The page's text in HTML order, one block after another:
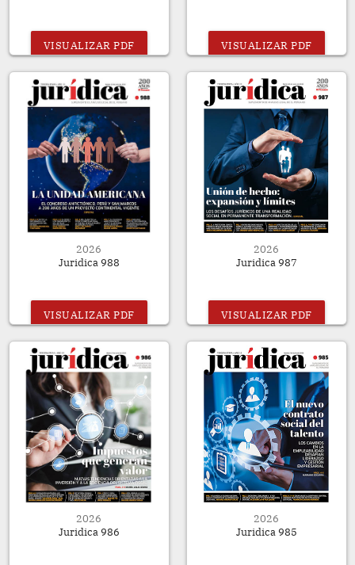
VISUALIZAR PDF VISUALIZAR PDF
2026
Juridica 988
VISUALIZAR PDF
2026
Juridica 987
VISUALIZAR PDF
2026
Juridica 986
2026
Juridica 985